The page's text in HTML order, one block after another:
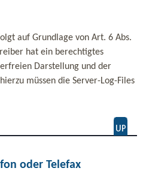
auf Grundlage von Art. 6 Abs.
hat ein berechtigtes
Darstellung und der
müssen die Server-Log-Files
oder Telefax